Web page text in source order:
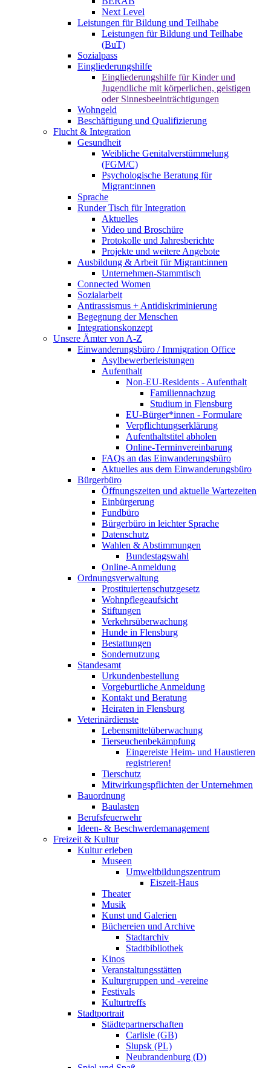
Next Level
Leistungen für Bildung und Teilhabe
Leistungen für Bildung und Teilhabe
(BuT)
Sozialpass
Eingliederungshilfe
Eingliederungshilfe für Kinder und
Jugendliche mit körperlichen, geistigen
oder Sinnesbeeinträchtigungen
Wohngeld
Beschäftigung und Qualifizierung
Flucht & Integration
Gesundheit
Weibliche Genitalverstümmelung
(FGM/C)
Psychologische Beratung für
Migrant:innen
Sprache
Runder Tisch für Integration
Aktuelles
Video und Broschüre
Protokolle und Jahresberichte
Projekte und weitere Angebote
Ausbildung & Arbeit für Migrant:innen
Unternehmen-Stammtisch
Connected Women
Sozialarbeit
Antirassismus + Antidiskriminierung
Begegnung der Menschen
Integrationskonzept
Unsere Ämter von A-Z
Einwanderungsbüro / Immigration Office
Asylbewerberleistungen
Aufenthalt
Non-EU-Residents - Aufenthalt
Familiennachzug
Studium in Flensburg
EU-Bürger*innen - Formulare
Verpflichtungserklärung
Aufenthaltstitel abholen
Online-Terminvereinbarung
FAQs an das Einwanderungsbüro
Aktuelles aus dem Einwanderungsbüro
Bürgerbüro
Öffnungszeiten und aktuelle Wartezeiten
Einbürgerung
Fundbüro
Bürgerbüro in leichter Sprache
Datenschutz
Wahlen & Abstimmungen
Bundestagswahl
Online-Anmeldung
Ordnungsverwaltung
Prostituiertenschutzgesetz
Wohnpflegeaufsicht
Stiftungen
Verkehrsüberwachung
Hunde in Flensburg
Bestattungen
Sondernutzung
Standesamt
Urkundenbestellung
Vorgeburtliche Anmeldung
Kontakt und Beratung
Heiraten in Flensburg
Veterinärdienste
Lebensmittelüberwachung
Tierseuchenbekämpfung
Eingereiste Heim- und Haustieren
registrieren!
Tierschutz
Mitwirkungspflichten der Unternehmen
Bauordnung
Baulasten
Berufsfeuerwehr
Ideen- & Beschwerdemanagement
Freizeit & Kultur
Kultur erleben
Museen
Umweltbildungszentrum
Eiszeit-Haus
Theater
Musik
Kunst und Galerien
Büchereien und Archive
Stadtarchiv
Stadtbibliothek
Kinos
Veranstaltungsstätten
Kulturgruppen und -vereine
Festivals
Kulturtreffs
Stadtportrait
Städtepartnerschaften
Carlisle (GB)
Slupsk (PL)
Neubrandenburg (D)